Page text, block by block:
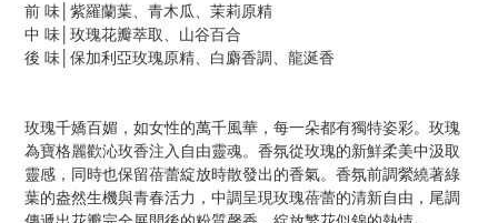
前 味│紫羅蘭葉、青木瓜、茉莉原精
中 味│玫瑰花瓣萃取、山谷百合
後 味│保加利亞玫瑰原精、白麝香調、龍涎香
玫瑰千嬌百媚，如女性的萬千風華，每一朵都有獨特姿彩。玫瑰
為寶格麗歡沁玫香注入自由靈魂。香氛從玫瑰的新鮮柔美中汲取
靈感，同時也保留蓓蕾綻放時散發出的香氣。香氛前調縈繞著綠
葉的盎然生機與青春活力，中調呈現玫瑰蓓蕾的清新自由，尾調